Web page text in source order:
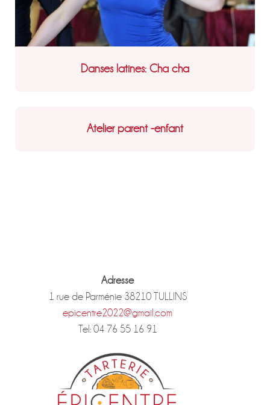
Danses latines: Cha cha
Atelier parent -enfant
Adresse
1 rue de Parménie 38210 TULLINS
epicentre2022@gmail.com
Tel: 04 76 55 16 91